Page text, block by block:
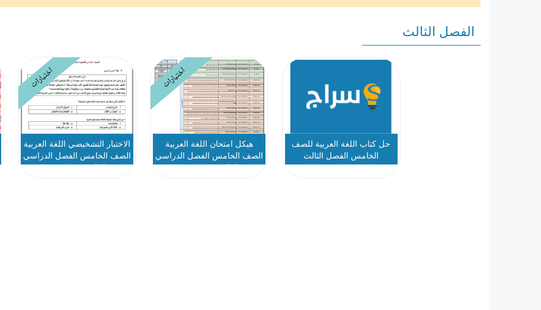
الفصل الثالث
حل كتاب اللغة العربية للصف
الخامس الفصل الثالث
اختبارات
هيكل امتحان اللغة العربية
الصف الخامس الفصل الدراسي
الثالث 2025-2026
اختبارات
الاختبار التشخيصي اللغة العربية
الصف الخامس الفصل الدراسي
الثالث 2025-2026